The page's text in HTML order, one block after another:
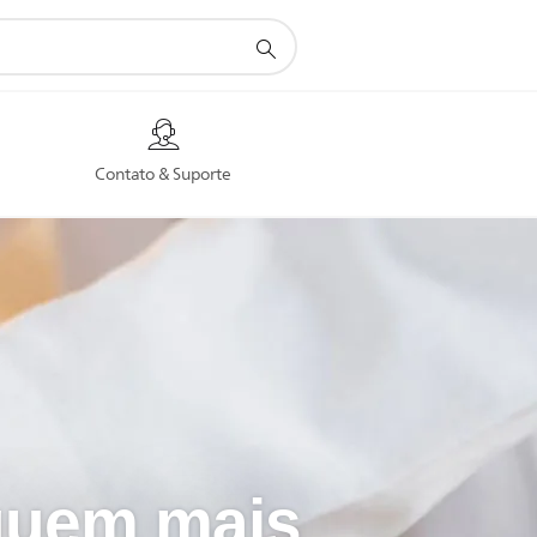
Contato & Suporte